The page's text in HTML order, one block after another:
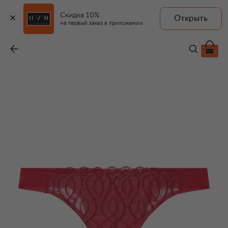
Скидка 10%
на первый заказ в приложении
Открыть
I.D. SARRIERI